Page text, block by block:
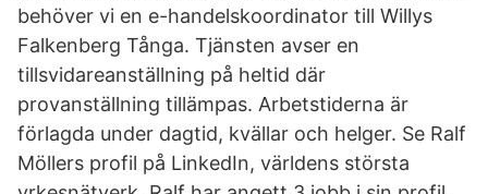
behöver vi en e-handelskoordinator till Willys
Falkenberg Tånga. Tjänsten avser en
tillsvidareanställning på heltid där
provanställning tillämpas. Arbetstiderna är
förlagda under dagtid, kvällar och helger. Se Ralf
Möllers profil på LinkedIn, världens största